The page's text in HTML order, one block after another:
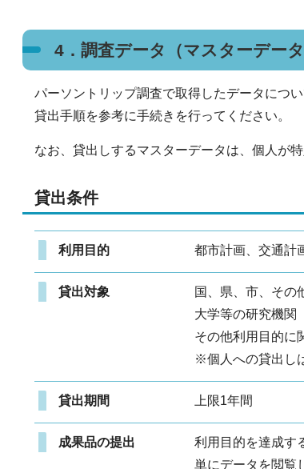
4．調査データ（マスターデー
パーソントリップ調査で取得したデータにつ
貸出手順を参考に手続きを行ってください。
なお、貸出しするマスターデータは、個人が
貸出条件
利用目的 都市計画、交通計
貸出対象
国、県、市、その
大学等の研究機関
その他利用目的に
※個人への貸出し
貸出期間 上限1年間
成果品の提出
利用目的を達成す
単にデータを閲覧